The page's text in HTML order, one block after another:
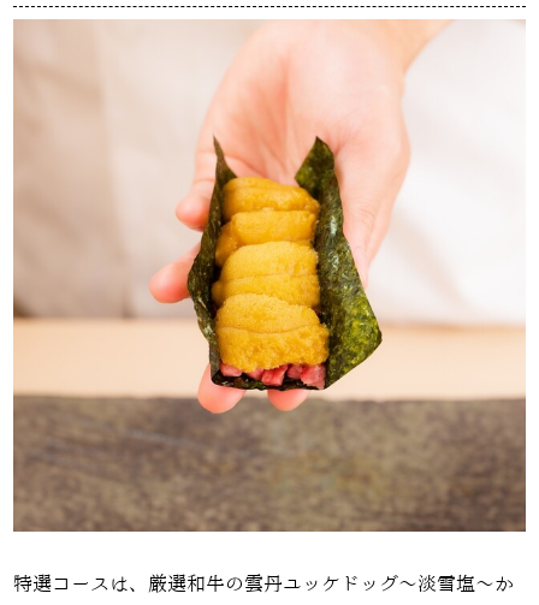
特選コースは、厳選和牛の雲丹ユッケドッグ～淡雪塩～か